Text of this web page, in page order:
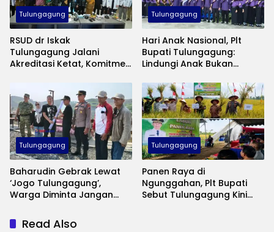
Tulungagung
RSUD dr Iskak
Tulungagung Jalani
Akreditasi Ketat, Komitmen
Kesehatan
Tulungagung
Hari Anak Nasional, Plt
Bupati Tulungagung:
Lindungi Anak Bukan
Tulungagung
Baharudin Gebrak Lewat
‘Jogo Tulungagung’,
Warga Diminta Jangan
Gangguan Keamanan
Tulungagung
Panen Raya di
Ngunggahan, Plt Bupati
Sebut Tulungagung Kini
Read Also